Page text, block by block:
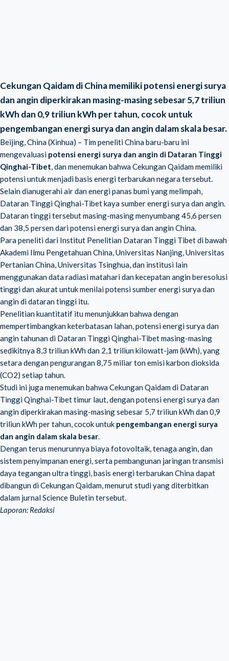
Cekungan Qaidam di China memiliki potensi energi surya
dan angin diperkirakan masing-masing sebesar 5,7 triliun
kWh dan 0,9 triliun kWh per tahun, cocok untuk
pengembangan energi surya dan angin dalam skala besar.
Beijing, China (Xinhua) – Tim peneliti China baru-baru ini
mengevaluasi potensi energi surya dan angin di Dataran Tinggi
Qinghai-Tibet, dan menemukan bahwa Cekungan Qaidam memiliki
potensi untuk menjadi basis energi terbarukan negara tersebut.
Selain dianugerahi air dan energi panas bumi yang melimpah,
Dataran Tinggi Qinghai-Tibet kaya sumber energi surya dan angin.
Dataran tinggi tersebut masing-masing menyumbang 45,6 persen
dan 38,5 persen dari potensi energi surya dan angin China.
Para peneliti dari Institut Penelitian Dataran Tinggi Tibet di bawah
Akademi Ilmu Pengetahuan China, Universitas Nanjing, Universitas
Pertanian China, Universitas Tsinghua, dan institusi lain
menggunakan data radiasi matahari dan kecepatan angin beresolusi
tinggi dan akurat untuk menilai potensi sumber energi surya dan
angin di dataran tinggi itu.
Penelitian kuantitatif itu menunjukkan bahwa dengan
mempertimbangkan keterbatasan lahan, potensi energi surya dan
angin tahunan di Dataran Tinggi Qinghai-Tibet masing-masing
sedikitnya 8,3 triliun kWh dan 2,1 triliun kilowatt-jam (kWh), yang
setara dengan pengurangan 8,75 miliar ton emisi karbon dioksida
(CO2) setiap tahun.
Studi ini juga menemukan bahwa Cekungan Qaidam di Dataran
Tinggi Qinghai-Tibet timur laut, dengan potensi energi surya dan
angin diperkirakan masing-masing sebesar 5,7 triliun kWh dan 0,9
triliun kWh per tahun, cocok untuk pengembangan energi surya
dan angin dalam skala besar.
Dengan terus menurunnya biaya fotovoltaik, tenaga angin, dan
sistem penyimpanan energi, serta pembangunan jaringan transmisi
daya tegangan ultra tinggi, basis energi terbarukan China dapat
dibangun di Cekungan Qaidam, menurut studi yang diterbitkan
dalam jurnal Science Buletin tersebut.
Laporan: Redaksi